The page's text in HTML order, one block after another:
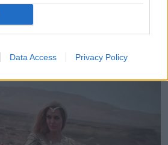
Data Access Privacy Policy
kezet fogni Angelina Jolie-val”